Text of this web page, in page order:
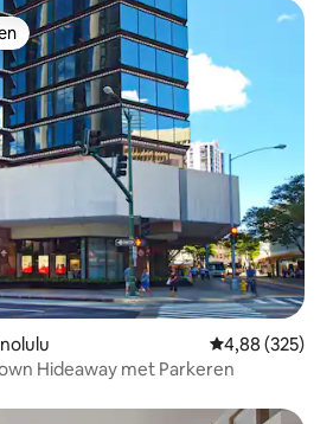
Gemiddelde
4,88 (325)
Hideaway met Parkeren